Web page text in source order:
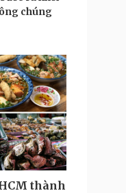
chúng
thành